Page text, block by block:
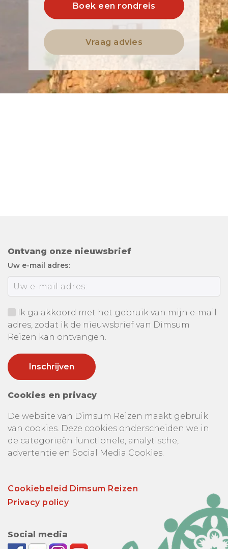
Boek een rondreis
Vraag advies
Ontvang onze nieuwsbrief
Uw e-mail adres:
Ik ga akkoord met het gebruik van mijn e-mail
adres, zodat ik de nieuwsbrief van Dimsum
Reizen kan ontvangen.
Cookies en privacy
De website van Dimsum Reizen maakt gebruik
van cookies. Deze cookies onderscheiden we in
de categorieën functionele, analytische,
advertentie en Social Media Cookies.
Cookiebeleid Dimsum Reizen
Privacy policy
Social media